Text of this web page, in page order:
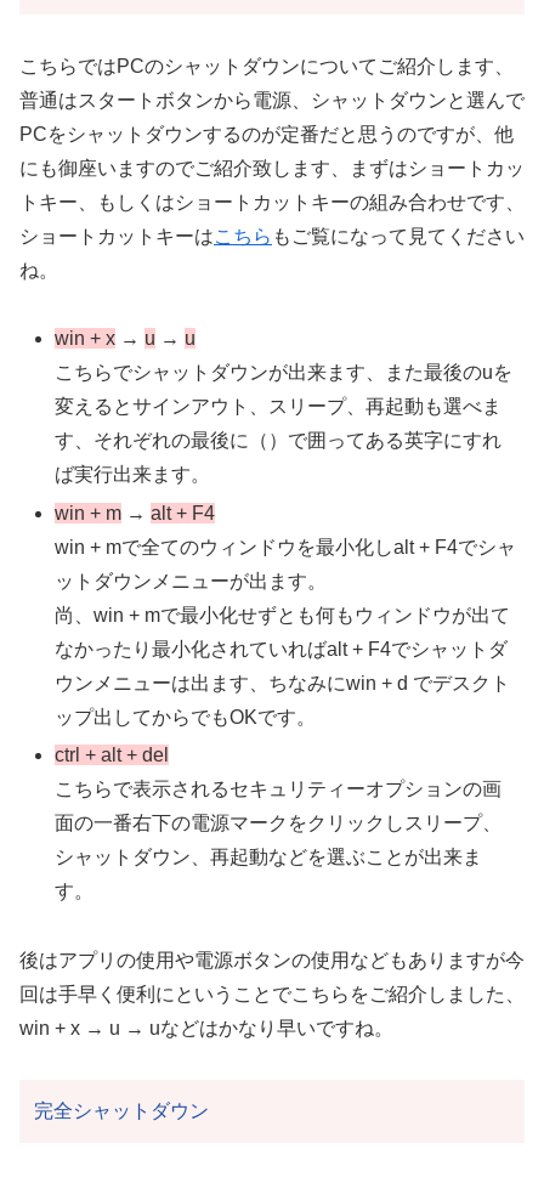
こちらではPCのシャットダウンについてご紹介します、
普通はスタートボタンから電源、シャットダウンと選んで
PCをシャットダウンするのが定番だと思うのですが、他
にも御座いますのでご紹介致します、まずはショートカッ
トキー、もしくはショートカットキーの組み合わせです、
ショートカットキーはこちら もご覧になって見てください
ね。
win + x → u → u
こちらでシャットダウンが出来ます、また最後のuを
変えるとサインアウト、スリープ、再起動も選べま
す、それぞれの最後に（）で囲ってある英字にすれ
ば実行出来ます。
win + m →alt + F4
win + mで全てのウィンドウを最小化しalt + F4でシャ
ットダウンメニューが出ます。
尚、win + mで最小化せずとも何もウィンドウが出て
なかったり最小化されていればalt + F4でシャットダ
ウンメニューは出ます、ちなみにwin + d でデスクト
ップ出してからでもOKです。
ctrl + alt + del
こちらで表示されるセキュリティーオプションの画
面の一番右下の電源マークをクリックしスリープ、
シャットダウン、再起動などを選ぶことが出来ま
す。
後はアプリの使用や電源ボタンの使用などもありますが今
回は手早く便利にということでこちらをご紹介しました、
win + x → u → uなどはかなり早いですね。
完全シャットダウン